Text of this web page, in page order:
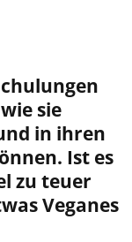
sie
in ihren
Ist es
zu teuer
Veganes